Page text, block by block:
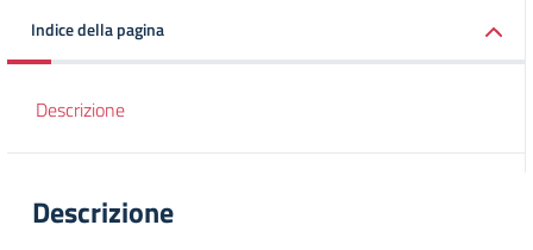
Indice della pagina
Descrizione
Descrizione